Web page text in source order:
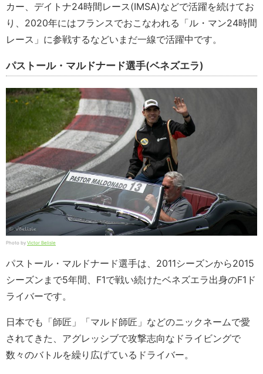
カー、デイトナ24時間レース(IMSA)などで活躍を続けてお
り、2020年にはフランスでおこなわれる「ル・マン24時間
レース」に参戦するなどいまだ一線で活躍中です。
パストール・マルドナード選手(ベネズエラ)
Photo by Victor Belisle
パストール・マルドナード選手は、2011シーズンから2015
シーズンまで5年間、F1で戦い続けたベネズエラ出身のF1ド
ライバーです。
日本でも「師匠」「マルド師匠」などのニックネームで愛
されてきた、アグレッシブで攻撃志向なドライビングで
数々のバトルを繰り広げているドライバー。